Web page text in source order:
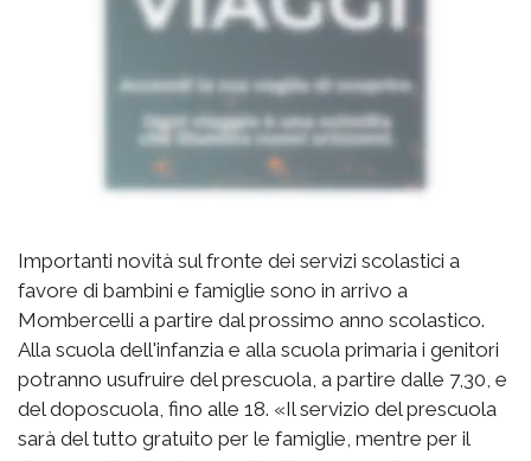
Importanti novità sul fronte dei servizi scolastici a
favore di bambini e famiglie sono in arrivo a
Mombercelli a partire dal prossimo anno scolastico.
Alla scuola dell'infanzia e alla scuola primaria i genitori
potranno usufruire del prescuola, a partire dalle 7,30, e
del doposcuola, fino alle 18. «Il servizio del prescuola
sarà del tutto gratuito per le famiglie, mentre per il